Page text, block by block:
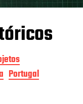
Portugal